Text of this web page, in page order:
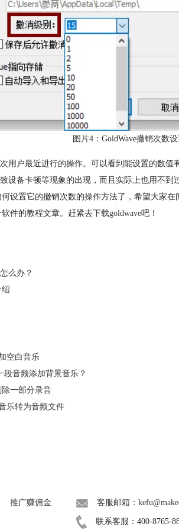
图片4：GoldWave撤销次数
用户最近进行的操作。可以看到能设置的数
设备卡顿等现象的出现，而且实际上也用不到
何设置它的撤销次数的操作方法了，希望大家
件的教程文章。赶紧去下载goldwave吧！
么办？
绍
空白音乐
音频添加背景音乐？
除一部分录音
乐转为音频文件
推广赚佣金 客服邮箱：
联系客服：400-8765-